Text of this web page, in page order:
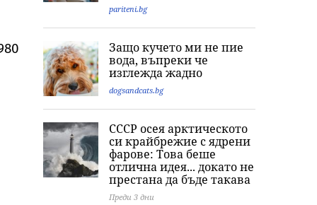
pariteni.bg
Защо кучето ми не пие
вода, въпреки че
изглежда жадно
dogsandcats.bg
СССР осея арктическото
си крайбрежие с ядрени
фарове: Това беше
отлична идея... докато не
престана да бъде такава
Преди 3 дни